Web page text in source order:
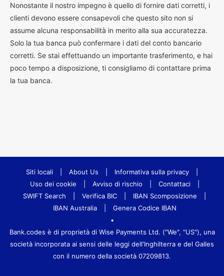
Nonostante il nostro impegno è quello di fornire dati corretti, i
clienti devono essere consapevoli che questo sito non si
assume alcuna responsabilità in merito alla sua accuratezza.
Solo la tua banca può confermare i dati del conto bancario
corretti. Se stai effettuando un importante trasferimento, e hai
poco tempo a disposizione, ti consigliamo di contattare prima
la tua banca.
Siti locali About Us Informativa sulla privacy
Uso dei cookie
Avviso di rischio Contattaci
SWIFT Search
Verifica BIC IBAN Scomposizione
IBAN Australia
Genera Codice IBAN
•
Bank.codes è di proprietà di Wise Payments Ltd. ("We", "US"), una
società incorporata ai sensi delle leggi dell'Inghilterra e del Galles
con il numero della società 07209813.